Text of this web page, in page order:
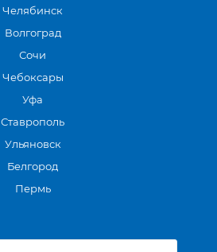
Челябинск
Волгоград
Сочи
Чебоксары
Уфа
Ставрополь
Ульяновск
Белгород
Пермь